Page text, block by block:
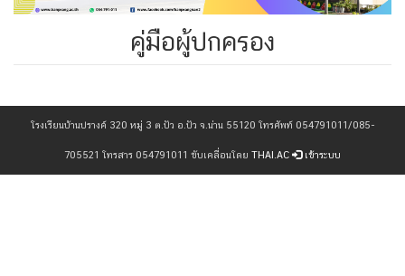
คู่มือผู้ปกครอง
โรงเรียนบ้านปรางค์ 320 หมู่ 3 ต.ปัว อ.ปัว จ.น่าน 55120 โทรศัพท์ 054791011/085-
705521 โทรสาร 054791011 ขับเคลื่อนโดย THAI.AC เข้าระบบ